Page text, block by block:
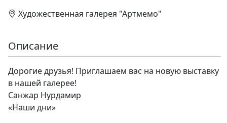
Художественная галерея "Артмемо"
Описание
Дорогие друзья! Приглашаем вас на новую выставку
в нашей галерее!
Санжар Нурдамир
«Наши дни»